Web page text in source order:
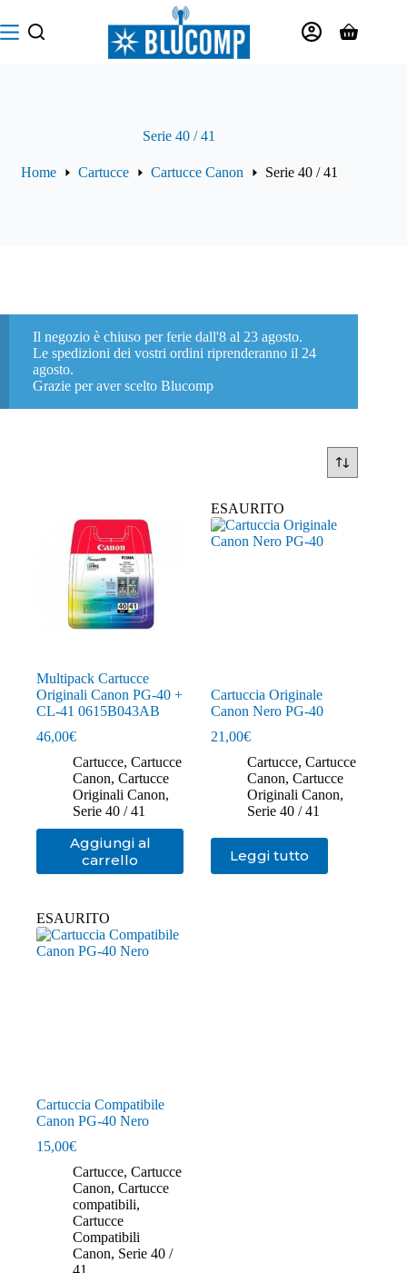
al
contenuto
Carrello
Serie 40 / 41
Home Cartucce Cartucce Canon Serie 40 / 41
Il negozio è chiuso per ferie dall'8 al 23 agosto.
Le spedizioni dei vostri ordini riprenderanno il 24
agosto.
Grazie per aver scelto Blucomp
Multipack Cartucce
Originali Canon PG-40 +
CL-41 0615B043AB
46,00€
Cartucce, Cartucce
Canon, Cartucce
Originali Canon,
Serie 40 / 41
Aggiungi al
carrello
ESAURITO
Cartuccia Originale
Canon Nero PG-40
21,00€
Cartucce,Cartucce
Canon,Cartucce
Originali Canon,
Serie 40 / 41
Leggi tutto
ESAURITO
Cartuccia Compatibile
Canon PG-40 Nero
15,00€
Cartucce, Cartucce
Canon, Cartucce
compatibili,
Cartucce
Compatibili
Canon, Serie 40 /
41